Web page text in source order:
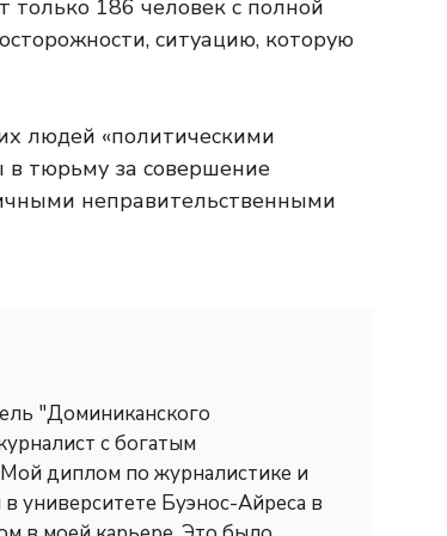
только 186 человек с полной
ситуацию, которую
людей «политическими
в тюрьму за совершение
неправительственными
"Доминиканского
с богатым
диплом по журналистике и
университете Буэнос-Айреса в